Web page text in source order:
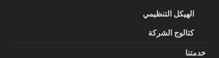
الهيكل التنظيمي
كتالوج الشركة
خدمتنا